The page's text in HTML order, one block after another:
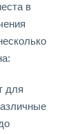
в
для